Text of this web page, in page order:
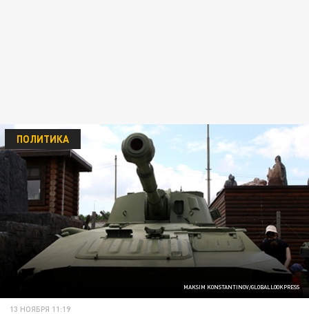
MAKSIM KONSTANTINOV/GLOBALLOOKPRESS
ПОЛИТИКА
13 НОЯБРЯ 11:19